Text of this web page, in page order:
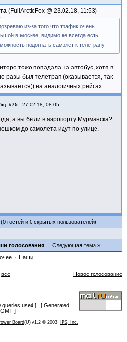
FullArcticFox @ 23.02.18, 11:53
из-за того что трафик очень
в Москве, видимо не всегда есть
подогнать самолет к телетрапу.
тоже попадала на автобус, хотя в
разы был телетрап (оказывается, так
на аналогичных рейсах.
#75 27.02.18, 08:05
а вы были в аэропорту Мурманска?
до самолета идут по улице.
гостей и 0 скрытых пользователей)
голосования
Следующая тема
Наши
все Новое голосование
queries used ] [ Generated:
]
Board(U) v1.2 © 2003 IPS, Inc.